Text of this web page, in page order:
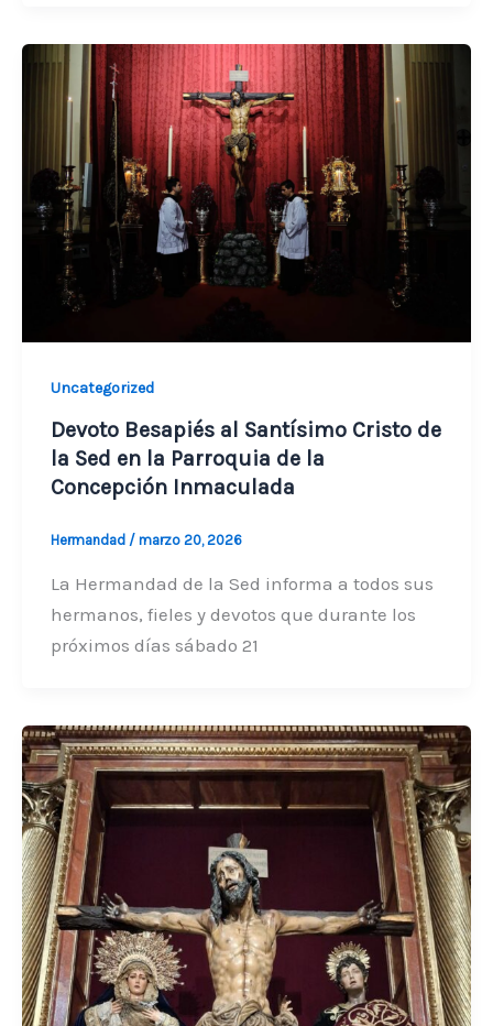
Uncategorized
Devoto Besapiés al Santísimo Cristo de
la Sed en la Parroquia de la
Concepción Inmaculada
Hermandad / marzo 20, 2026
La Hermandad de la Sed informa a todos sus
hermanos, fieles y devotos que durante los
próximos días sábado 21